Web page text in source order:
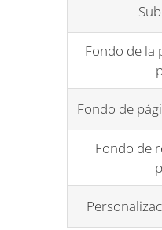
Fondo de la
Fondo de
Fondo de